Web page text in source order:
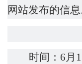
网站发布的信息
时间： 6月